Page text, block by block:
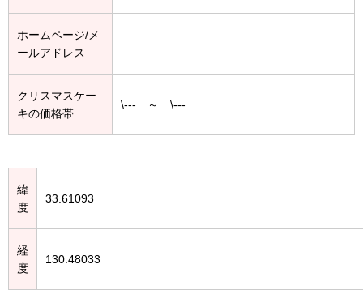
ホームページ/メ
ールアドレス
クリスマスケー
キの価格帯
\--- ～ \---
緯
度
33.61093
経
度
130.48033